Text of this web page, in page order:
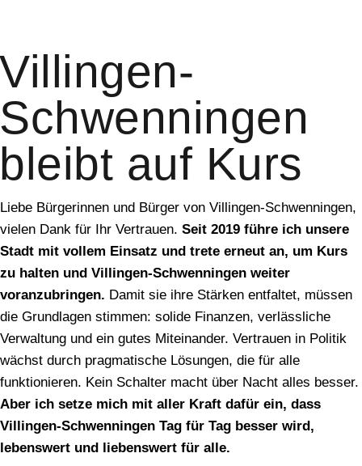
Villingen-
Schwenningen
bleibt auf Kurs
Liebe Bürgerinnen und Bürger von Villingen-Schwenningen,
vielen Dank für Ihr Vertrauen. Seit 2019 führe ich unsere
Stadt mit vollem Einsatz und trete erneut an, um Kurs
zu halten und Villingen-Schwenningen weiter
voranzubringen. Damit sie ihre Stärken entfaltet, müssen
die Grundlagen stimmen: solide Finanzen, verlässliche
Verwaltung und ein gutes Miteinander. Vertrauen in Politik
wächst durch pragmatische Lösungen, die für alle
funktionieren. Kein Schalter macht über Nacht alles besser.
Aber ich setze mich mit aller Kraft dafür ein, dass
Villingen-Schwenningen Tag für Tag besser wird,
lebenswert und liebenswert für alle.